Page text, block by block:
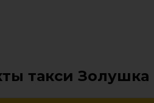
такси Золушка